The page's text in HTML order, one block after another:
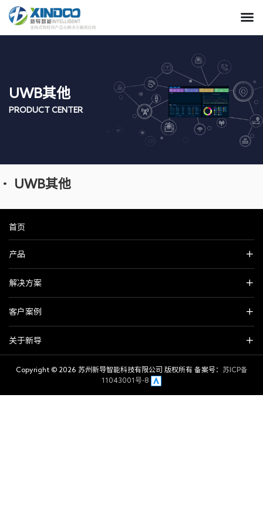
UWB其他
PRODUCT CENTER
UWB其他
首页
产品
解决方案
客户案例
关于新导
Copyright © 2026 苏州新导智能科技有限公司 版权所有 备案号： 苏ICP备
11043001号-8